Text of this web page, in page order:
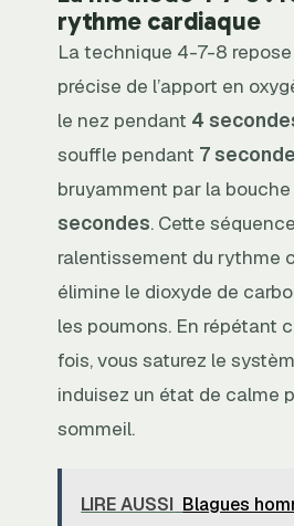
rythme cardiaque
La technique 4-7-8
précise de l’apport en
le nez pendant 4
souffle pendant 7
bruyamment par la
secondes. Cette
ralentissement du rythme
élimine le dioxyde de
les poumons. En répétant
fois, vous saturez le
induisez un état de calme
sommeil.
LIRE AUSSI Blagues